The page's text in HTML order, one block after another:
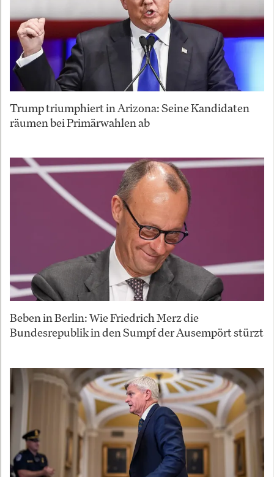
Trump triumphiert in Arizona: Seine Kandidaten
räumen bei Primärwahlen ab
Beben in Berlin: Wie Friedrich Merz die
Bundesrepublik in den Sumpf der Ausempört stürzt